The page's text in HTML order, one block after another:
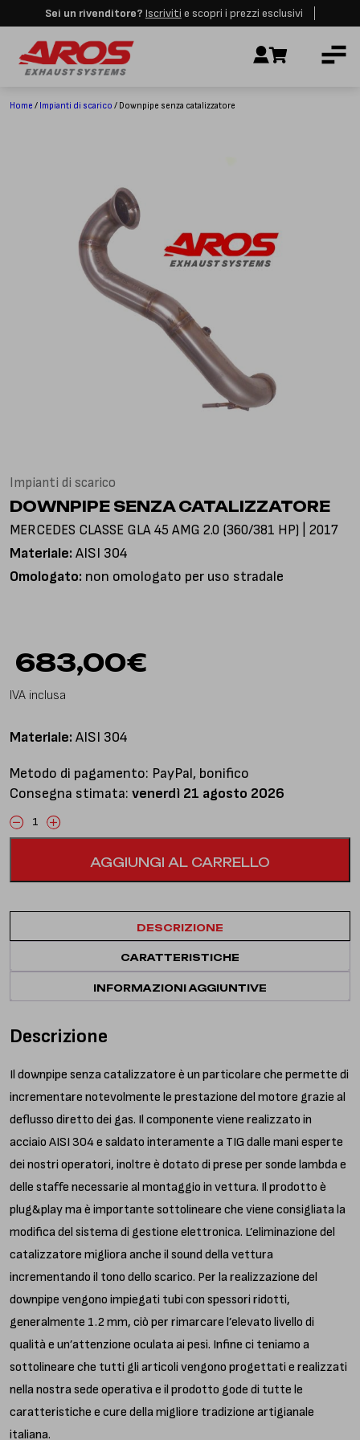
Sei un rivenditore? Iscriviti e scopri i prezzi esclusivi
IMPIANTI DI SCARICO
CUSTOMER SERVICE
+39 348 4420254
Home / Impianti di scarico / Downpipe senza catalizzatore
Impianti di scarico
DOWNPIPE SENZA CATALIZZATORE
MERCEDES CLASSE GLA 45 AMG 2.0 (360/381 HP) | 2017
Materiale: AISI 304
Omologato: non omologato per uso stradale
€
683,00
IVA inclusa
Materiale: AISI 304
Metodo di pagamento: PayPal, bonifico
Consegna stimata: venerdì 21 agosto 2026
Downpipe
catalizzatore
quantità
AGGIUNGI AL CARRELLO
DESCRIZIONE
CARATTERISTICHE
INFORMAZIONI AGGIUNTIVE
Descrizione
Il downpipe senza catalizzatore è un particolare che permette di
incrementare notevolmente le prestazione del motore grazie al
deflusso diretto dei gas. Il componente viene realizzato in
acciaio AISI 304 e saldato interamente a TIG dalle mani esperte
dei nostri operatori, inoltre è dotato di prese per sonde lambda e
delle staffe necessarie al montaggio in vettura. Il prodotto è
plug&play ma è importante sottolineare che viene consigliata la
modifica del sistema di gestione elettronica. L’eliminazione del
catalizzatore migliora anche il sound della vettura
incrementando il tono dello scarico. Per la realizzazione del
downpipe vengono impiegati tubi con spessori ridotti,
generalmente 1.2 mm, ciò per rimarcare l’elevato livello di
qualità e un’attenzione oculata ai pesi. Infine ci teniamo a
sottolineare che tutti gli articoli vengono progettati e realizzati
nella nostra sede operativa e il prodotto gode di tutte le
caratteristiche e cure della migliore tradizione artigianale
italiana.
Aros rimarrà chiusa per le festività dall'8 al 23 Agosto. I nuovi ordini